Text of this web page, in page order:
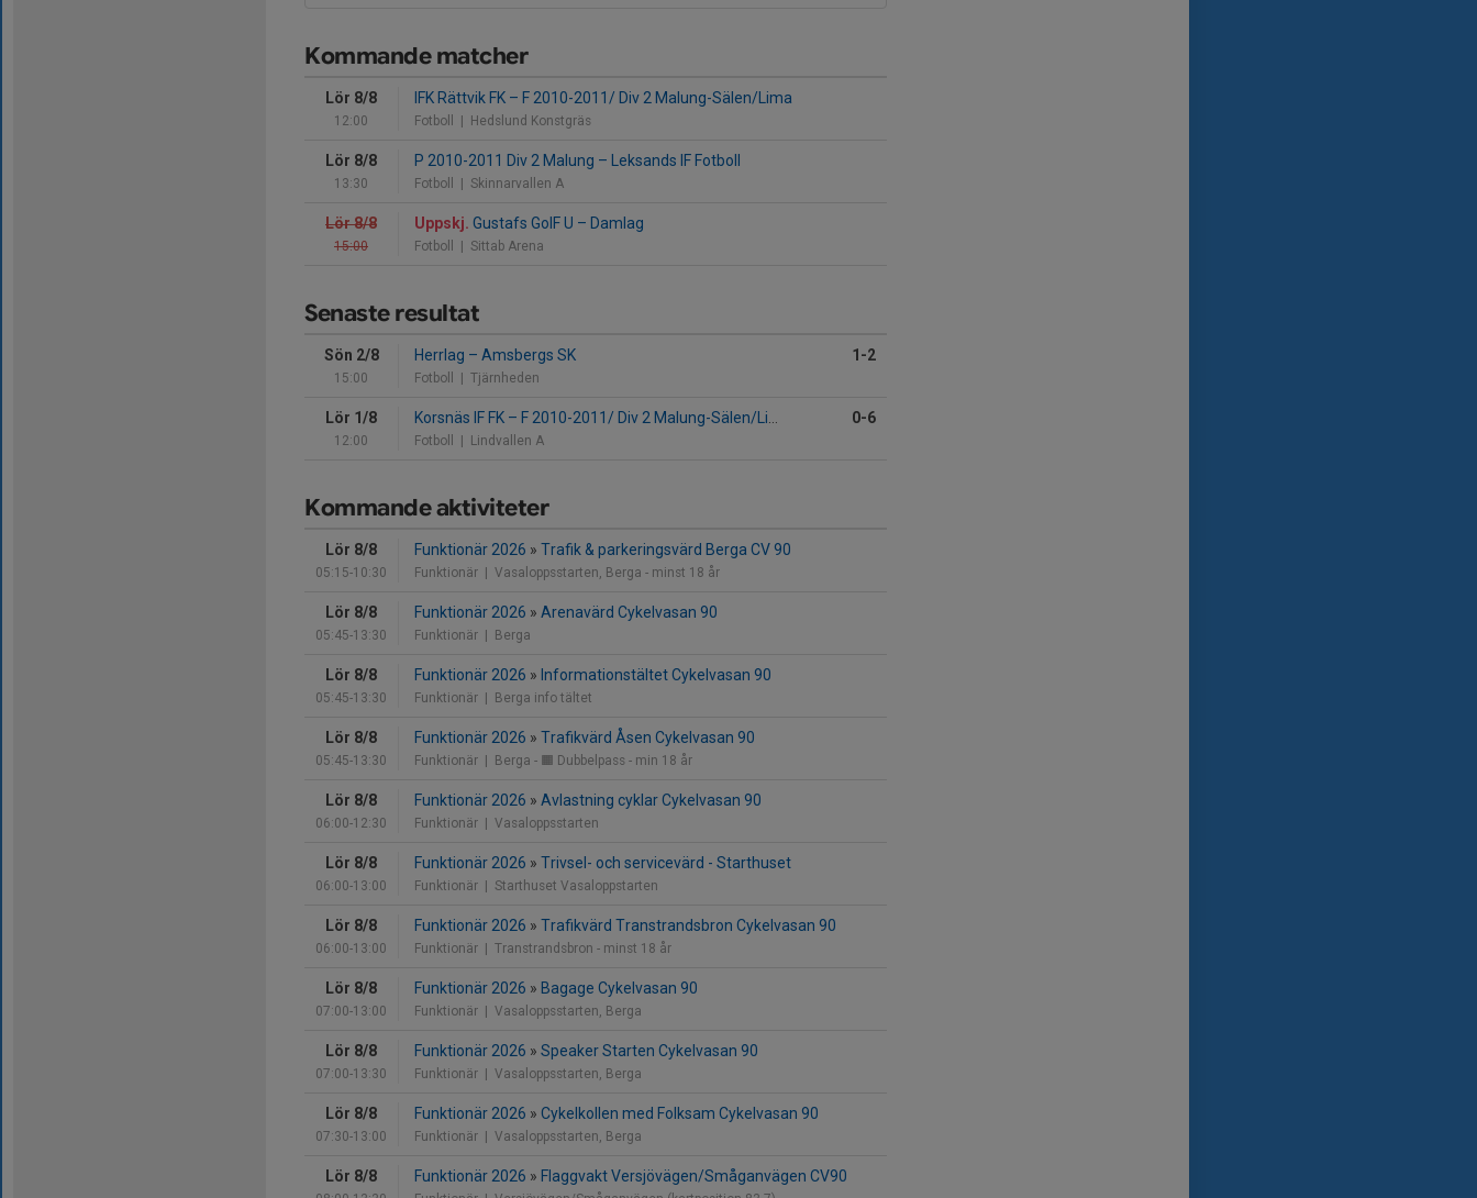
Kommande matcher
Lör 8/8
12:00
IFK Rättvik FK – F 2010-2011/ Div 2 Malung-Sälen/Lima
Fotboll | Hedslund Konstgräs
Lör 8/8
13:30
P 2010-2011 Div 2 Malung – Leksands IF Fotboll
Fotboll | Skinnarvallen A
Lör 8/8
15:00
Uppskj. Gustafs GoIF U – Damlag
Fotboll | Sittab Arena
Senaste resultat
Sön 2/8
15:00
Herrlag – Amsbergs SK
Fotboll | Tjärnheden
1-2
Lör 1/8
12:00
Korsnäs IF FK – F 2010-2011/ Div 2 Malung-Sälen/Lima
Fotboll | Lindvallen A
0-6
Kommande aktiviteter
Lör 8/8
05:15-10:30
Funktionär 2026 » Trafik & parkeringsvärd Berga CV 90
Funktionär | Vasaloppsstarten, Berga - minst 18 år
Lör 8/8
05:45-13:30
Funktionär 2026 » Arenavärd Cykelvasan 90
Funktionär | Berga
Lör 8/8
05:45-13:30
Funktionär 2026 » Informationstältet Cykelvasan 90
Funktionär | Berga info tältet
Lör 8/8
05:45-13:30
Funktionär 2026 » Trafikvärd Åsen Cykelvasan 90
Funktionär | Berga - 🟧 Dubbelpass - min 18 år
Lör 8/8
06:00-12:30
Funktionär 2026 » Avlastning cyklar Cykelvasan 90
Funktionär | Vasaloppsstarten
Lör 8/8
06:00-13:00
Funktionär 2026 » Trivsel- och servicevärd - Starthuset
Funktionär | Starthuset Vasaloppstarten
Lör 8/8
06:00-13:00
Funktionär 2026 » Trafikvärd Transtrandsbron Cykelvasan 90
Funktionär | Transtrandsbron - minst 18 år
Lör 8/8
07:00-13:00
Funktionär 2026 » Bagage Cykelvasan 90
Funktionär | Vasaloppsstarten, Berga
Lör 8/8
07:00-13:30
Funktionär 2026 » Speaker Starten Cykelvasan 90
Funktionär | Vasaloppsstarten, Berga
Lör 8/8
07:30-13:00
Funktionär 2026 » Cykelkollen med Folksam Cykelvasan 90
Funktionär | Vasaloppsstarten, Berga
Lör 8/8 Funktionär 2026 » Flaggvakt Versjövägen/Småganvägen CV90